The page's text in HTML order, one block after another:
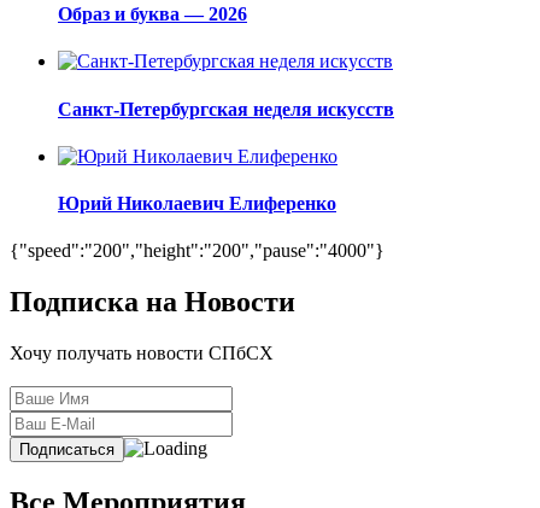
Образ и буква — 2026
Санкт-Петербургская неделя искусств
Юрий Николаевич Елиференко
{"speed":"200","height":"200","pause":"4000"}
Подписка на Новости
Хочу получать новости СПбСХ